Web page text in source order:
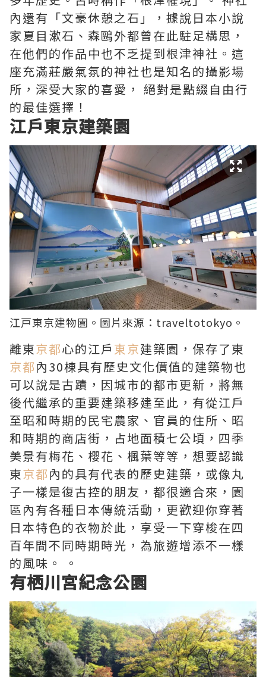
內還有「文豪休憩之石」，據說日本小說
家夏目漱石、森鷗外都曾在此駐足構思，
在他們的作品中也不乏提到根津神社。這
座充滿莊嚴氣氛的神社也是知名的攝影場
所，深受大家的喜愛， 絕對是點綴自由行
的最佳選擇！
江戶東京建築園
江戸東京建物園。圖片來源： traveltotokyo 。
離東京都心的江戶 東京建築園，保存了東
京都內30棟具有歷史文化價值的建築物也
可以說是古蹟，因城市的都市更新，將無
後代繼承的重要建築移建至此，有從江戶
至昭和時期的民宅農家、官員的住所、昭
和時期的商店街，占地面積七公頃，四季
美景有梅花、櫻花、楓葉等等，想要認識
東京都內的具有代表的歷史建築，或像丸
子一樣是復古控的朋友，都很適合來，園
區內有各種日本傳統活動，更歡迎你穿著
日本特色的衣物於此，享受一下穿梭在四
百年間不同時期時光，為旅遊增添不一樣
的風味。 。
有栖川宮紀念公園